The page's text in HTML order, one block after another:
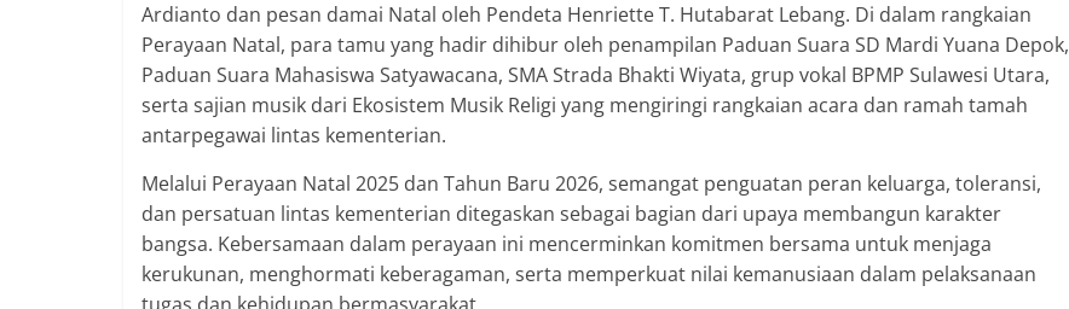
Ardianto dan pesan damai Natal oleh Pendeta Henriette T. Hutabarat Lebang. Di dalam rangkaian
Perayaan Natal, para tamu yang hadir dihibur oleh penampilan Paduan Suara SD Mardi Yuana Depok,
Paduan Suara Mahasiswa Satyawacana, SMA Strada Bhakti Wiyata, grup vokal BPMP Sulawesi Utara,
serta sajian musik dari Ekosistem Musik Religi yang mengiringi rangkaian acara dan ramah tamah
antarpegawai lintas kementerian.
Melalui Perayaan Natal 2025 dan Tahun Baru 2026, semangat penguatan peran keluarga, toleransi,
dan persatuan lintas kementerian ditegaskan sebagai bagian dari upaya membangun karakter
bangsa. Kebersamaan dalam perayaan ini mencerminkan komitmen bersama untuk menjaga
kerukunan, menghormati keberagaman, serta memperkuat nilai kemanusiaan dalam pelaksanaan